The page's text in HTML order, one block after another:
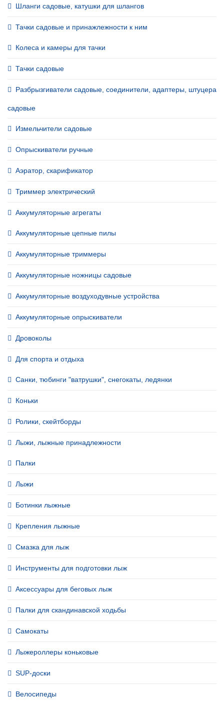
Шланги садовые, катушки для шлангов
Тачки садовые и принажлежности к ним
Колеса и камеры для тачки
Тачки садовые
Разбрызгиватели садовые, соединители, адаптеры, штуцера
садовые
Измельчители садовые
Опрыскиватели ручные
Аэратор, скарификатор
Триммер электрический
Аккумуляторные агрегаты
Аккумуляторные цепные пилы
Аккумуляторные триммеры
Аккумуляторные ножницы садовые
Аккумуляторные воздуходувные устройства
Аккумуляторные опрыскиватели
Дровоколы
Для спорта и отдыха
Санки, тюбинги "ватрушки", снегокаты, ледянки
Коньки
Ролики, скейтборды
Лыжи, лыжные принадлежности
Палки
Лыжи
Ботинки лыжные
Крепления лыжные
Смазка для лыж
Инструменты для подготовки лыж
Аксессуары для беговых лыж
Палки для скандинавской ходьбы
Самокаты
Лыжероллеры коньковые
SUP-доски
Велосипеды